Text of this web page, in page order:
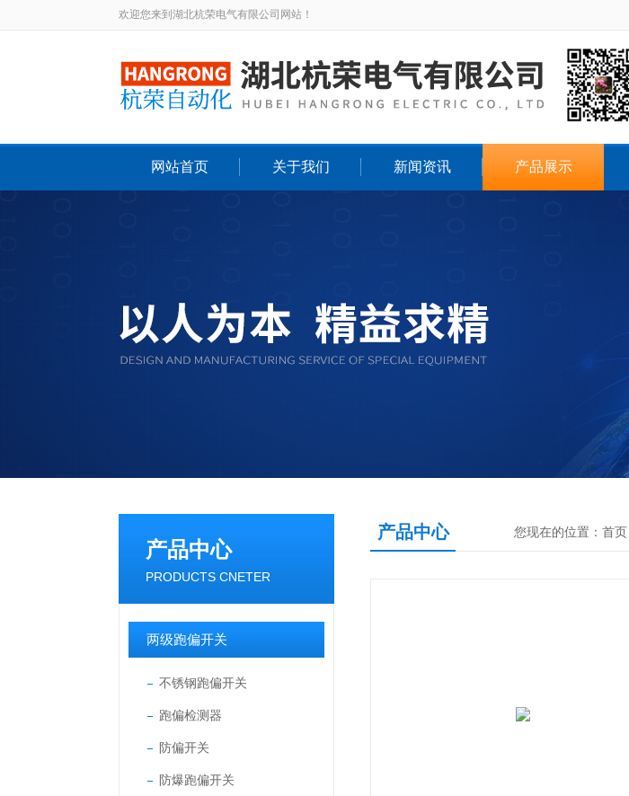
欢迎您来到湖北杭荣电气有限公司网站！
网站首页 关于我们 新闻资讯 产品展示
产品中心
PRODUCTS CNETER
两级跑偏开关
不锈钢跑偏开关
跑偏检测器
防偏开关
防爆跑偏开关
产品中心 您现在的位置： 首页